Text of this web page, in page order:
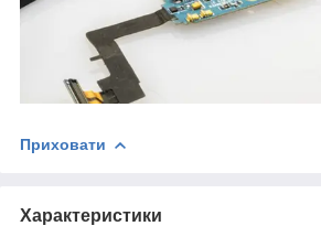
Приховати
Характеристики